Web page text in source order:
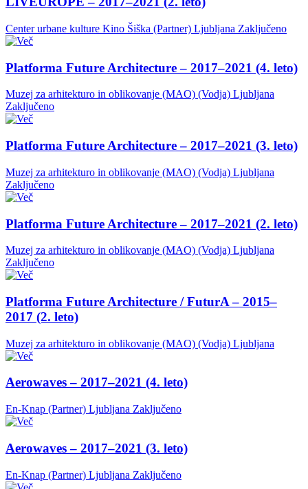
Center urbane kulture Kino Šiška (Partner) Ljubljana Zaključeno
Platforma Future Architecture – 2017–2021 (4. leto)
Muzej za arhitekturo in oblikovanje (MAO) (Vodja) Ljubljana
Zaključeno
Platforma Future Architecture – 2017–2021 (3. leto)
Muzej za arhitekturo in oblikovanje (MAO) (Vodja) Ljubljana
Zaključeno
Platforma Future Architecture – 2017–2021 (2. leto)
Muzej za arhitekturo in oblikovanje (MAO) (Vodja) Ljubljana
Zaključeno
Platforma Future Architecture / FuturA – 2015–
2017 (2. leto)
Muzej za arhitekturo in oblikovanje (MAO) (Vodja) Ljubljana
Aerowaves – 2017–2021 (4. leto)
En-Knap (Partner) Ljubljana Zaključeno
Aerowaves – 2017–2021 (3. leto)
En-Knap (Partner) Ljubljana Zaključeno